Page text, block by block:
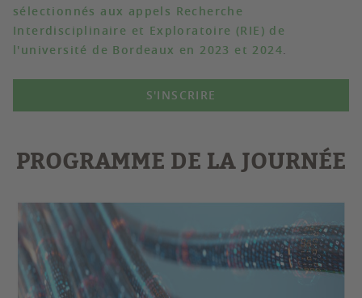
sélectionnés aux appels Recherche
Interdisciplinaire et Exploratoire (RIE) de
l'université de Bordeaux en 2023 et 2024.
S'INSCRIRE
PROGRAMME DE LA JOURNÉE